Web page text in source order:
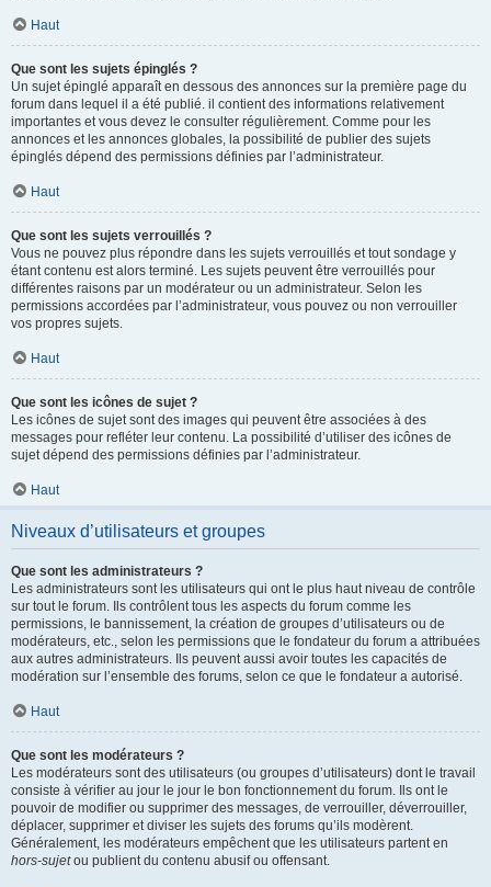
Haut
Que sont les sujets épinglés ?
Un sujet épinglé apparaît en dessous des annonces sur la première page du
forum dans lequel il a été publié. il contient des informations relativement
importantes et vous devez le consulter régulièrement. Comme pour les
annonces et les annonces globales, la possibilité de publier des sujets
épinglés dépend des permissions définies par l’administrateur.
Haut
Que sont les sujets verrouillés ?
Vous ne pouvez plus répondre dans les sujets verrouillés et tout sondage y
étant contenu est alors terminé. Les sujets peuvent être verrouillés pour
différentes raisons par un modérateur ou un administrateur. Selon les
permissions accordées par l’administrateur, vous pouvez ou non verrouiller
vos propres sujets.
Haut
Que sont les icônes de sujet ?
Les icônes de sujet sont des images qui peuvent être associées à des
messages pour refléter leur contenu. La possibilité d’utiliser des icônes de
sujet dépend des permissions définies par l’administrateur.
Haut
Niveaux d’utilisateurs et groupes
Que sont les administrateurs ?
Les administrateurs sont les utilisateurs qui ont le plus haut niveau de contrôle
sur tout le forum. Ils contrôlent tous les aspects du forum comme les
permissions, le bannissement, la création de groupes d’utilisateurs ou de
modérateurs, etc., selon les permissions que le fondateur du forum a attribuées
aux autres administrateurs. Ils peuvent aussi avoir toutes les capacités de
modération sur l’ensemble des forums, selon ce que le fondateur a autorisé.
Haut
Que sont les modérateurs ?
Les modérateurs sont des utilisateurs (ou groupes d’utilisateurs) dont le travail
consiste à vérifier au jour le jour le bon fonctionnement du forum. Ils ont le
pouvoir de modifier ou supprimer des messages, de verrouiller, déverrouiller,
déplacer, supprimer et diviser les sujets des forums qu’ils modèrent.
Généralement, les modérateurs empêchent que les utilisateurs partent en
hors-sujetou publient du contenu abusif ou offensant.